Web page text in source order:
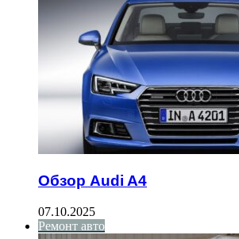
Обзор Audi A4
07.10.2025
Ремонт авто